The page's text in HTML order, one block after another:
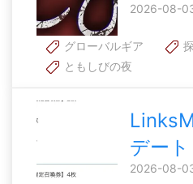
2026-08-
グローバルギア
ともしびの夜
デート
2026-08-